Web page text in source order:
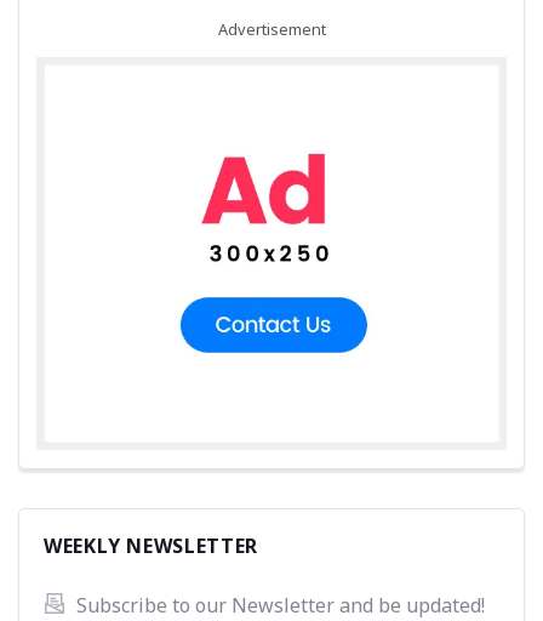
Advertisement
WEEKLY NEWSLETTER
Subscribe to our Newsletter and be updated!